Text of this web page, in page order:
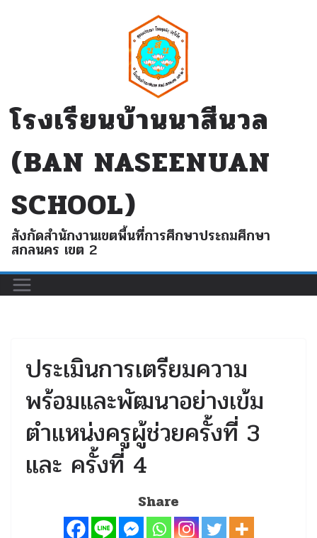
โรงเรียนบ้านนาสีนวล
(BAN NASEENUAN
SCHOOL)
สังกัดสำนักงานเขตพื้นที่การศึกษาประถมศึกษา
สกลนคร เขต 2
ประเมินการเตรียมความ
พร้อมและพัฒนาอย่างเข้ม
ตำแหน่งครูผู้ช่วยครั้งที่ 3
และ ครั้งที่ 4
Share